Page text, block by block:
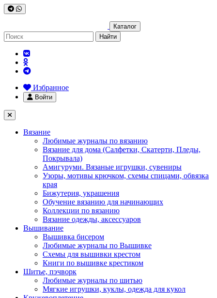
Каталог
Найти
Избранное
Войти
Вязание
Любимые журналы по вязанию
Вязание для дома (Салфетки, Скатерти, Пледы,
Покрывала)
Амигуруми. Вязаные игрушки, сувениры
Узоры, мотивы крючком, схемы спицами, обвязка
края
Бижутерия, украшения
Обучение вязанию для начинающих
Коллекции по вязанию
Вязание одежды, аксессуаров
Вышивание
Вышивка бисером
Любимые журналы по Вышивке
Схемы для вышивки крестом
Книги по вышивке крестиком
Шитье, пэчворк
Любимые журналы по шитью
Мягкие игрушки, куклы, одежда для кукол